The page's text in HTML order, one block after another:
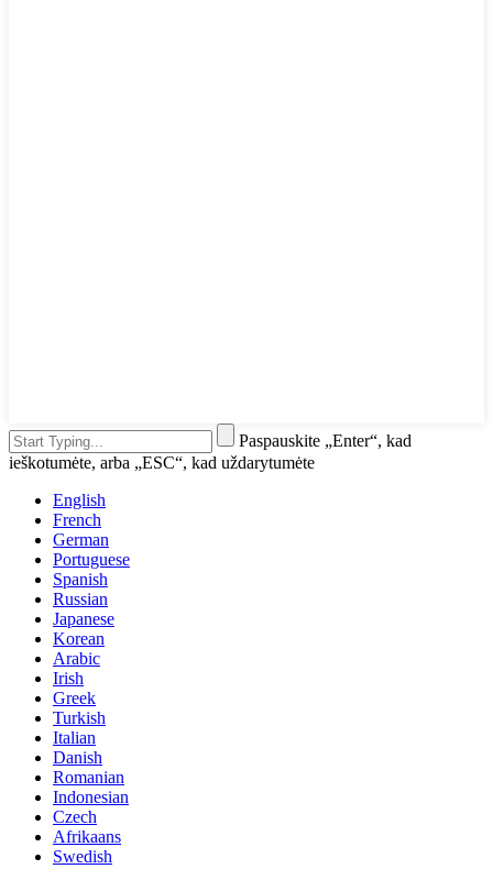
Paspauskite „Enter“, kad
ieškotumėte, arba „ESC“, kad uždarytumėte
English
French
German
Portuguese
Spanish
Russian
Japanese
Korean
Arabic
Irish
Greek
Turkish
Italian
Danish
Romanian
Indonesian
Czech
Afrikaans
Swedish